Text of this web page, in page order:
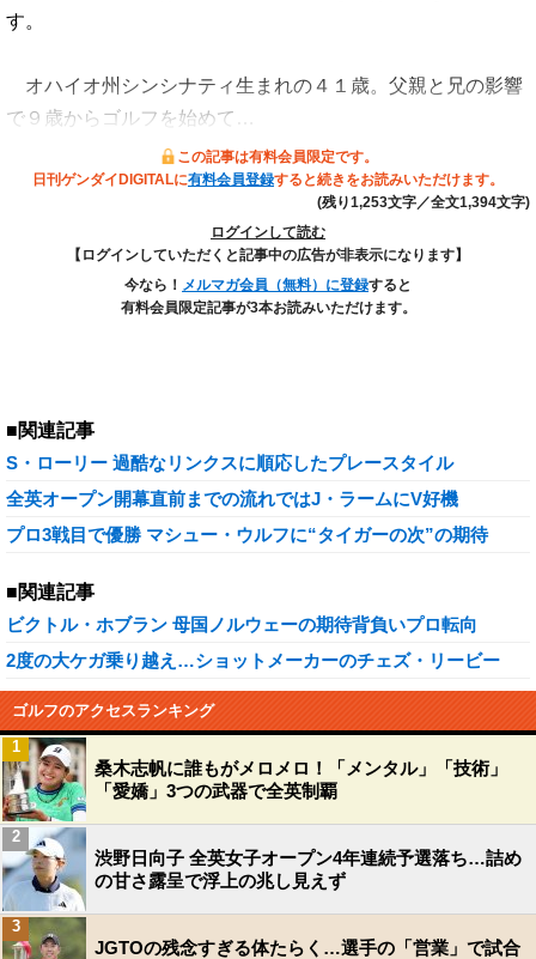
す。
オハイオ州シンシナティ生まれの４１歳。父親と兄の影響
で９歳からゴルフを始めて…
この記事は有料会員限定です。
日刊ゲンダイDIGITALに有料会員登録すると続きをお読みいただけます。
(残り1,253文字／全文1,394文字)
ログインして読む
【ログインしていただくと記事中の広告が非表示になります】
今なら！ メルマガ会員（無料）に登録すると
有料会員限定記事が3本お読みいただけます。
■関連記事
S・ローリー 過酷なリンクスに順応したプレースタイル
全英オープン開幕直前までの流れではJ・ラームにV好機
プロ3戦目で優勝 マシュー・ウルフに“タイガーの次”の期待
■関連記事
ビクトル・ホブラン 母国ノルウェーの期待背負いプロ転向
2度の大ケガ乗り越え…ショットメーカーのチェズ・リービー
ゴルフのアクセスランキング
桑木志帆に誰もがメロメロ！「メンタル」「技術」
「愛嬌」3つの武器で全英制覇
1
渋野日向子 全英女子オープン4年連続予選落ち…詰め
の甘さ露呈で浮上の兆し見えず
2
JGTOの残念すぎる体たらく…選手の「営業」で試合
3